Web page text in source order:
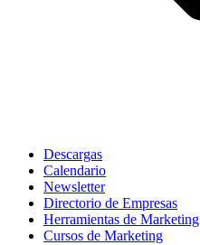
Descargas
Calendario
Newsletter
Directorio de Empresas
Herramientas de Marketing
Cursos de Marketing